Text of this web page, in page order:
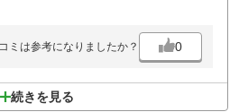
ミは参考になりましたか？ 0
続きを見る